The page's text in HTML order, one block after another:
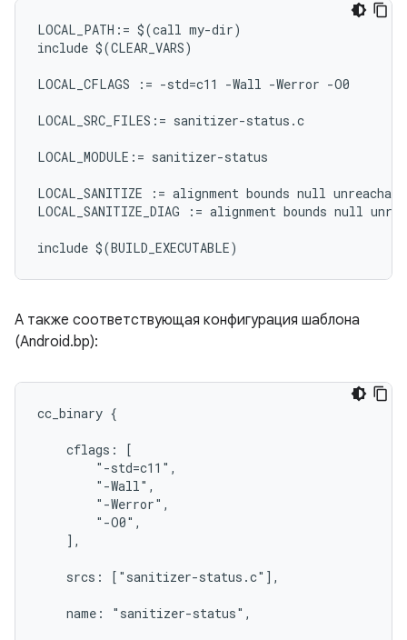
LOCAL_PATH:= $(call my-dir)
include $(CLEAR_VARS)
LOCAL_CFLAGS := -std=c11 -Wall -Werror -O0
LOCAL_SRC_FILES:= sanitizer-status.c
LOCAL_MODULE:= sanitizer-status
LOCAL_SANITIZE := alignment bounds null
LOCAL_SANITIZE_DIAG := alignment bounds null
А также соответствующая конфигурация шаблона
(Android.bp):
cc_binary {
    cflags: [
        "-std=c11",
        "-Wall",
        "-Werror",
        "-O0",
    ],
    srcs: ["sanitizer-status.c"],
    name: "sanitizer-status",